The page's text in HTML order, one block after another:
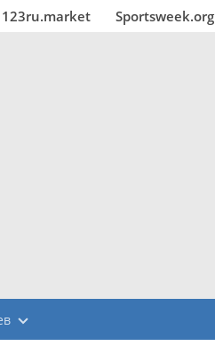
123ru.market Sportsweek.org